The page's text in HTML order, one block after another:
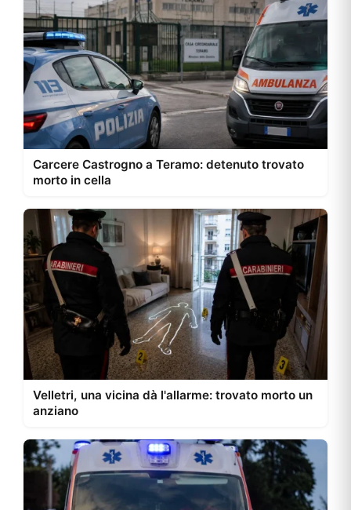
Carcere Castrogno a Teramo: detenuto trovato
morto in cella
Velletri, una vicina dà l'allarme: trovato morto un
anziano